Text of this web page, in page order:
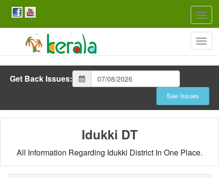
Get Back Issues:
Idukki DT
All Information Regarding Idukki District In One Place.